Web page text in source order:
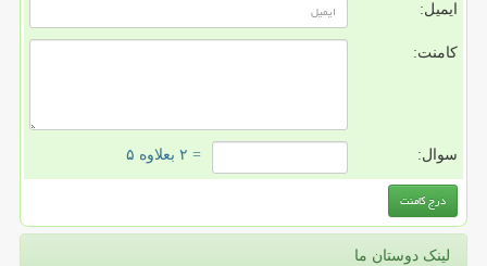
ایمیل:
کامنت:
سوال: = ۲ بعلاوه ۵
لینک دوستان ما